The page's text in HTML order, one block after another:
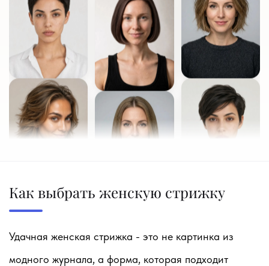
Как выбрать женскую стрижку
Удачная женская стрижка - это не картинка из
модного журнала, а форма, которая подходит